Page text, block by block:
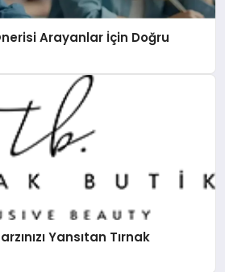
Arayanlar İçin Doğru
Yansıtan Tırnak